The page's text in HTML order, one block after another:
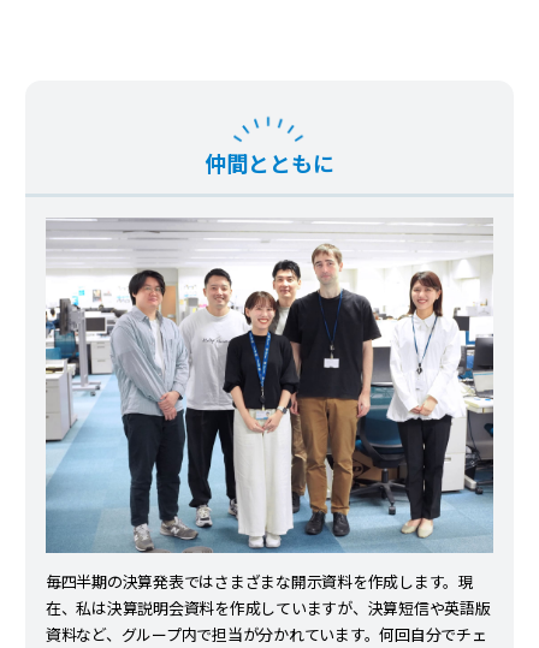
仲間とともに
毎四半期の決算発表ではさまざまな開示資料を作成します。現
在、私は決算説明会資料を作成していますが、決算短信や英語版
資料など、グループ内で担当が分かれています。何回自分でチェ